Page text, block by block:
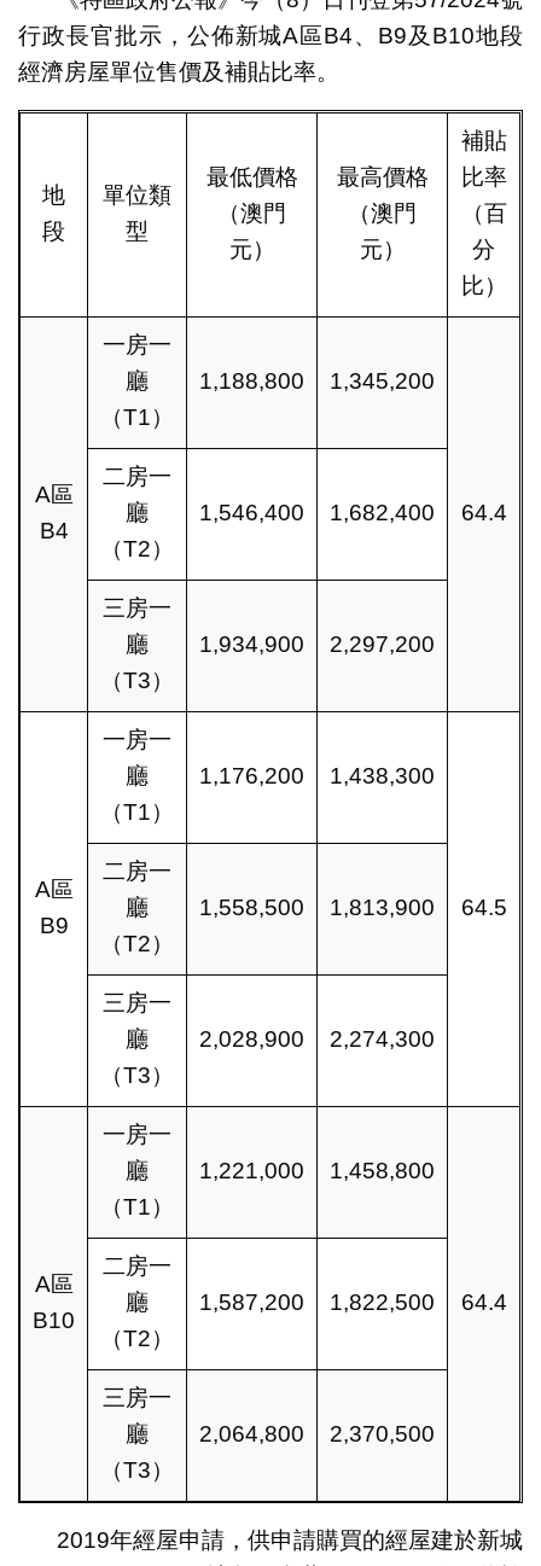
行政長官批示，公佈新城A區B4、B9及B10地段
經濟房屋單位售價及補貼比率。
地
段
單位類
型
最低價格
（澳門
元）
最高價格
（澳門
元）
補貼
比率
（百
分
比）
A區
B4
一房一
廳
（T1）
1,188,800 1,345,200
64.4
二房一
廳
（T2）
1,546,400 1,682,400
三房一
廳
（T3）
1,934,900 2,297,200
A區
B9
一房一
廳
（T1）
1,176,200 1,438,300
64.5
二房一
廳
（T2）
1,558,500 1,813,900
三房一
廳
（T3）
2,028,900 2,274,300
A區
B10
一房一
廳
（T1）
1,221,000 1,458,800
64.4
二房一
廳
（T2）
1,587,200 1,822,500
三房一
廳
（T3）
2,064,800 2,370,500
2019年經屋申請，供申請購買的經屋建於新城